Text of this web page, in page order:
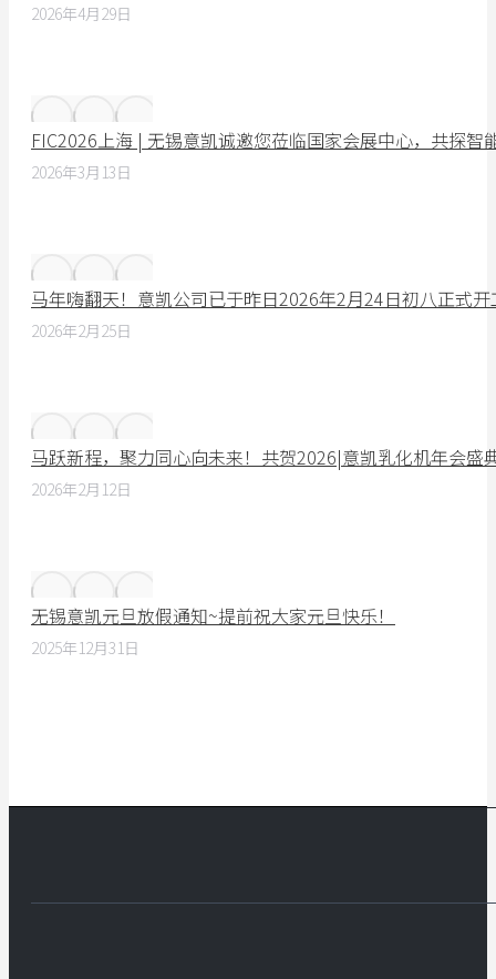
2026年4月29日
FIC2026上海 | 无锡意凯诚邀您莅临国家会展中心，共探智
2026年3月13日
马年嗨翻天！意凯公司已于昨日2026年2月24日初八正式
2026年2月25日
马跃新程，聚力同心向未来！共贺2026|意凯乳化机年会盛
2026年2月12日
无锡意凯元旦放假通知~提前祝大家元旦快乐！
2025年12月31日